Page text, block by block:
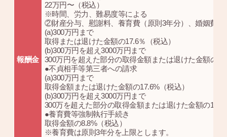
報酬金
22万円〜（税込）
※時間、労力、難易度等による
②財産分与、慰謝料、養育費（原則3年分）、婚姻費用
(a)300万円まで
取得または退けた金額の17.6％（税込）
(b)300万円を超え3000万円まで
300万円を超えた部分の取得金額または退けた金額の
●不貞相手等第三者への請求
(a)300万円まで
取得金額または退けた金額の17.6%（税込）
(b)300万円を超え3000万円まで
300万を超えた部分の取得金額または退けた金額の11
●養育費等強制執行手続き
取得金額の8.8%（税込）
※養育費は原則3年分を上限とします。